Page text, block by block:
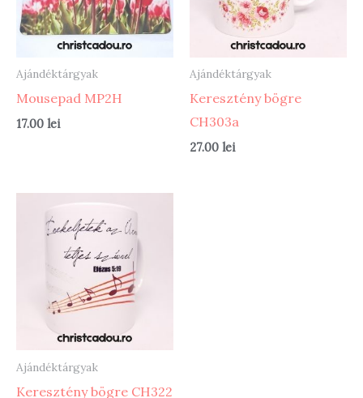
Ajándéktárgyak
Mousepad MP2H
17.00 lei
Ajándéktárgyak
Keresztény bögre
CH303a
27.00 lei
Ajándéktárgyak
Keresztény bögre CH322